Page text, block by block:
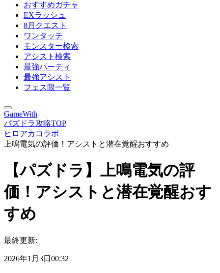
おすすめガチャ
EXラッシュ
8月クエスト
ワンタッチ
モンスター検索
アシスト検索
最強パーティ
最強アシスト
フェス限一覧
GameWith
パズドラ攻略TOP
ヒロアカコラボ
上鳴電気の評価！アシストと潜在覚醒おすすめ
【パズドラ】上鳴電気の評
価！アシストと潜在覚醒おす
すめ
最終更新:
2026年1月3日00:32